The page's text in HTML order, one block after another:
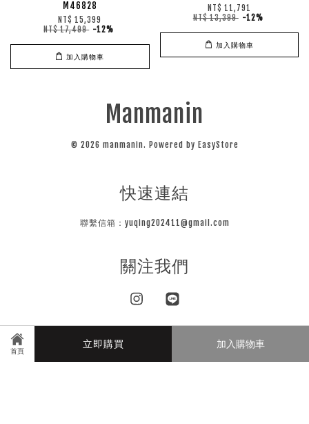
首頁
立即購買 加入購物車
M46828
NT$ 15,399
NT$ 17,499 -12%
加入購物車
NT$ 11,791
NT$ 13,399 -12%
加入購物車
Manmanin
© 2026 manmanin. Powered by EasyStore
快速連結
聯繫信箱：yuqing202411@gmail.com
關注我們
Instagram
JCB